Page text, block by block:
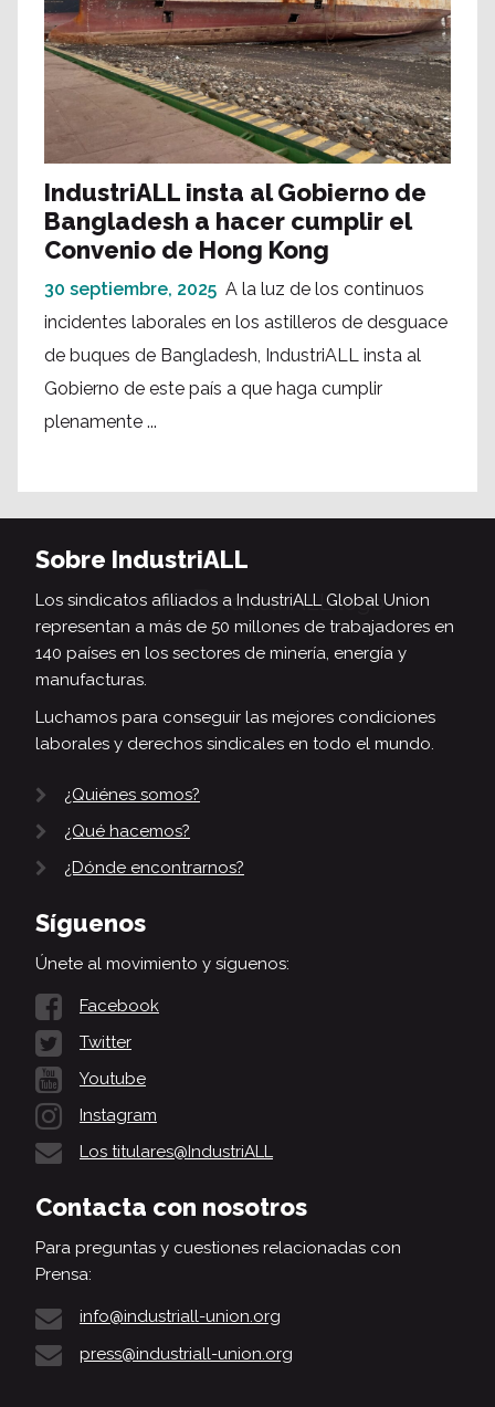
IndustriALL insta al Gobierno de
Bangladesh a hacer cumplir el
Convenio de Hong Kong
30 septiembre, 2025 A la luz de los continuos
incidentes laborales en los astilleros de desguace
de buques de Bangladesh, IndustriALL insta al
Gobierno de este país a que haga cumplir
plenamente ...
Sobre IndustriALL
Los sindicatos afiliados a IndustriALL Global Union
representan a más de 50 millones de trabajadores en
140 países en los sectores de minería, energía y
manufacturas.
Luchamos para conseguir las mejores condiciones
laborales y derechos sindicales en todo el mundo.
¿Quiénes somos?
¿Qué hacemos?
¿Dónde encontrarnos?
Síguenos
Únete al movimiento y síguenos:
Facebook
Twitter
Youtube
Instagram
Los titulares@IndustriALL
Contacta con nosotros
Para preguntas y cuestiones relacionadas con
Prensa:
info@industriall-union.org
press@industriall-union.org